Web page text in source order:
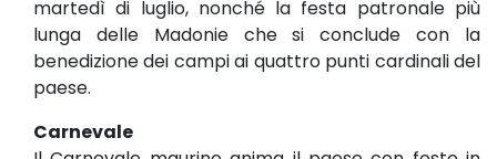
martedì di luglio, nonché la festa patronale più
lunga delle Madonie che si conclude con la
benedizione dei campi ai quattro punti cardinali del
paese.
Carnevale